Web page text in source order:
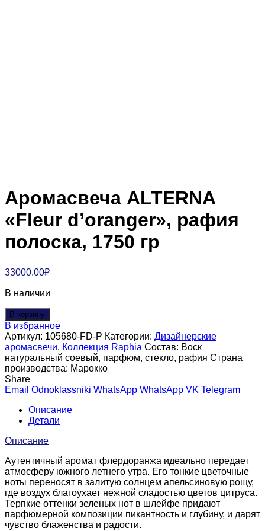
Аромасвеча ALTERNA
«Fleur d’oranger», рафия
полоска, 1750 гр
33000.00₽
В наличии
В корзину
В избранное
Артикул: 105680-FD-P Категории: Дизайнерские
аромасвечи, Коллекция Raphia Состав: Воск
натуральный соевый, парфюм, стекло, рафия Страна
производства: Марокко
Share
Email Odnoklassniki WhatsApp WhatsApp VK Telegram
Описание
Детали
Описание
Аутентичный аромат флердоранжа идеально передает
атмосферу южного летнего утра. Его тонкие цветочные
ноты переносят в залитую солнцем апельсиновую рощу,
где воздух благоухает нежной сладостью цветов цитруса.
Терпкие оттенки зеленых нот в шлейфе придают
парфюмерной композиции пикантность и глубину, и дарят
чувство блаженства и радости.